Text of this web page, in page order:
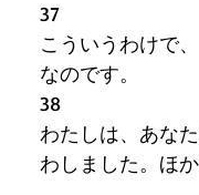
37
こういうわけで
なのです。
38
わたしは、あな
わしました。ほ